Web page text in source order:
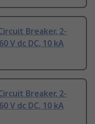
Breaker, 2-
V dc DC, 10 kA
Breaker, 2-
V dc DC, 10 kA